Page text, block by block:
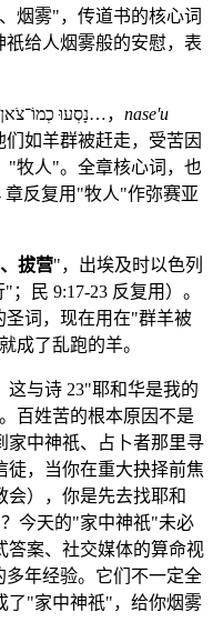
烟雾"，传道书的核心词
祇给人烟雾般的安慰，表
"如羊流离，因无牧人就受苦"（נָסְעוּ כְמוֹ־צֹאן יַעֲנוּ…， nase'u
们如羊群被赶走，受苦因
"牧人"。全章核心词，也
章反复用"牧人"作弥赛亚
拔营"，出埃及时以色列
民 9:17-23 反复用）。
词，现在用在"群羊被
成了乱跑的羊。
这与诗 23"耶和华是我的
百姓苦的根本原因不是
家中神祇、占卜者那里寻
徒，当你在重大抉择前焦
会），你是先去找耶和
今天的"家中神祇"未必
答案、社交媒体的算命视
年经验。它们不一定全
了"家中神祇"，给你烟雾